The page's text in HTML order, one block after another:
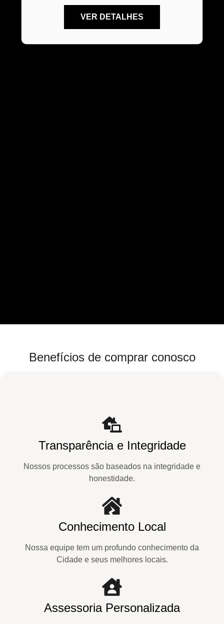
VER DETALHES
Benefícios de comprar conosco
Transparência e Integridade
Nossos processos são baseados na integridade e
honestidade.
Conhecimento Local
Nossa equipe tem um profundo conhecimento da
Cidade e seus melhores locais.
Assessoria Personalizada